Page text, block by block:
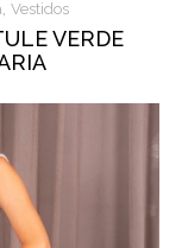
, Vestidos
VERDE